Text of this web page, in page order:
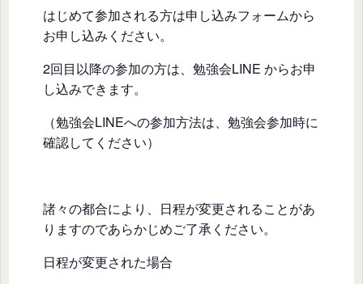
はじめて参加される方は申し込みフォームから
お申し込みください。
2回目以降の参加の方は、勉強会LINE からお申
し込みできます。
（勉強会LINEへの参加方法は、勉強会参加時に
確認してください）
諸々の都合により、日程が変更されることがあ
りますのであらかじめご了承ください。
日程が変更された場合